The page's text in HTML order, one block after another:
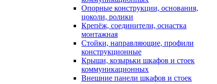
Опорные конструкции, основания,
цоколи, ролики
Крепёж, соединители, оснастка
монтажная
Стойки, направляющие, профили
конструкционные
Крыши, козырьки шкафов и стоек
коммуникационных
Внешние панели шкафов и стоек